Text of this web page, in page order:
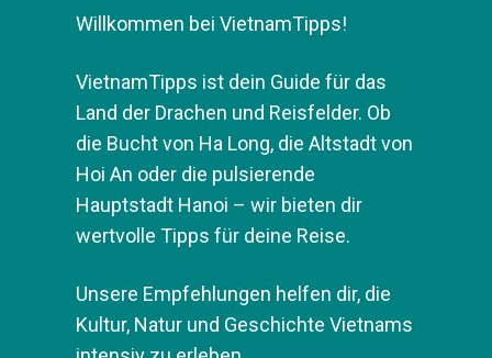
Willkommen bei VietnamTipps!
VietnamTipps ist dein Guide für das
Land der Drachen und Reisfelder. Ob
die Bucht von Ha Long, die Altstadt von
Hoi An oder die pulsierende
Hauptstadt Hanoi – wir bieten dir
wertvolle Tipps für deine Reise.
Unsere Empfehlungen helfen dir, die
Kultur, Natur und Geschichte Vietnams